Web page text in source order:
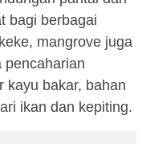
bagi berbagai
mangrove juga
pencaharian
kayu bakar, bahan
ikan dan kepiting.